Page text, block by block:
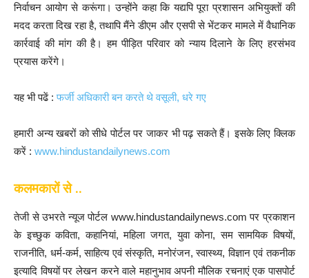
निर्वाचन आयोग से करूंगा। उन्होंने कहा कि यद्यपि पूरा प्रशासन अभियुक्तों की
मदद करता दिख रहा है, तथापि मैंने डीएम और एसपी से भेंटकर मामले में वैधानिक
कार्रवाई की मांग की है। हम पीड़ित परिवार को न्याय दिलाने के लिए हरसंभव
प्रयास करेंगे।
यह भी पढें :फर्जी अधिकारी बन करते थे वसूली, धरे गए
हमारी अन्य खबरों को सीधे पोर्टल पर जाकर भी पढ़ सकते हैं। इसके लिए क्लिक
करें : www.hindustandailynews.com
कलमकारों से ..
तेजी से उभरते न्यूज पोर्टल www.hindustandailynews.com पर प्रकाशन
के इच्छुक कविता, कहानियां, महिला जगत, युवा कोना, सम सामयिक विषयों,
राजनीति, धर्म-कर्म, साहित्य एवं संस्कृति, मनोरंजन, स्वास्थ्य, विज्ञान एवं तकनीक
इत्यादि विषयों पर लेखन करने वाले महानुभाव अपनी मौलिक रचनाएं एक पासपोर्ट